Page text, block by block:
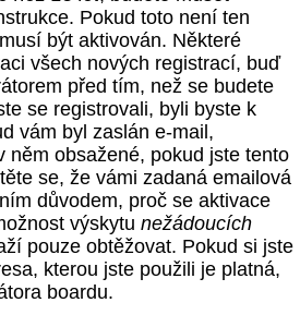
Pokud toto není ten
být aktivován. Některé
všech nových registrací, buď
před tím, než se budete
se registrovali, byli byste k
vám byl zaslán e-mail,
něm obsažené, pokud jste tento
se, že vámi zadaná emailová
důvodem, proč se aktivace
výskytu nežádoucích
pouze obtěžovat. Pokud si jste
kterou jste použili je platná,
boardu.